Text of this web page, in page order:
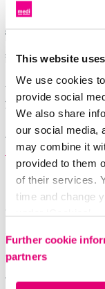
This website
We use cookies
provide social
We also share
our social media,
may combine it
provided to them
of their services.
time and change
Further cookie
partners
ます。
静脈性リンパ浮腫
静脈瘤などの慢性
こす可能性があり
す。静脈の機能が
漏れ出る水分の量
をリンパ管が吸収
パ管の許容量を超
リンパ浮腫
原発性リンパ浮腫
できません。また
腫にならないよう
ど）も、現在のと
言えることとして